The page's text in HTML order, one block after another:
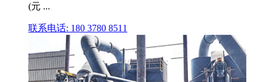
(元 ...
联系电话: 180 3780 8511